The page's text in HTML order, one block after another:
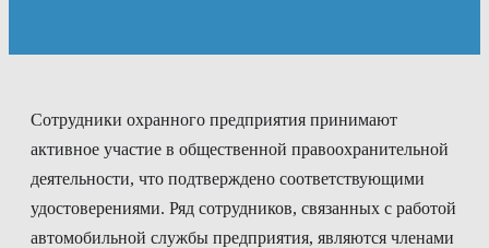
Сотрудники охранного предприятия принимают
активное участие в общественной правоохранительной
деятельности, что подтверждено соответствующими
удостоверениями. Ряд сотрудников, связанных с работой
автомобильной службы предприятия, являются членами